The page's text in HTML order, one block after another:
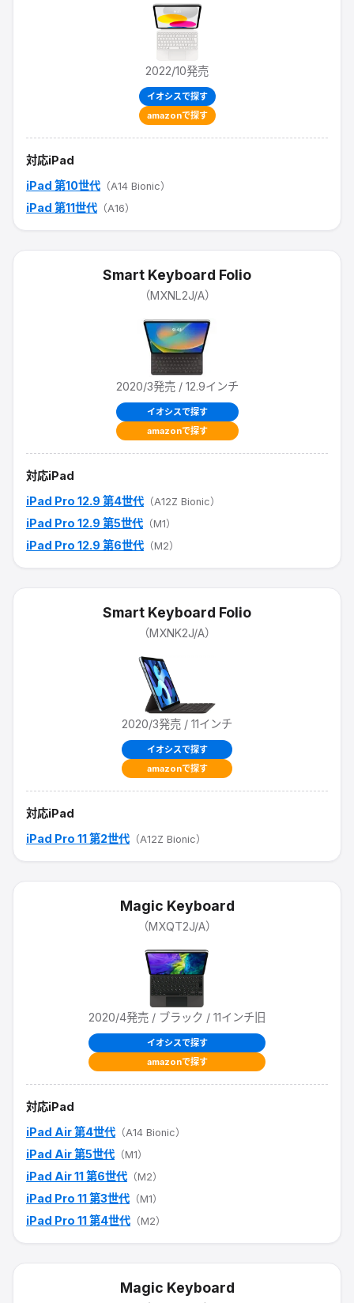
2022/10発売
イオシスで探す
amazonで探す
対応iPad
iPad 第10世代 （A14 Bionic）
iPad 第11世代 （A16）
Smart Keyboard Folio
（MXNL2J/A）
2020/3発売/ 12.9インチ
イオシスで探す
amazonで探す
対応iPad
iPad Pro 12.9 第4世代 （A12Z Bionic）
iPad Pro 12.9 第5世代 （M1）
iPad Pro 12.9 第6世代 （M2）
Smart Keyboard Folio
（MXNK2J/A）
2020/3発売 / 11インチ
イオシスで探す
amazonで探す
対応iPad
iPad Pro 11 第2世代 （A12Z Bionic）
Magic Keyboard
（MXQT2J/A）
2020/4発売 / ブラック / 11インチ旧
イオシスで探す
amazonで探す
対応iPad
iPad Air 第4世代 （A14 Bionic）
iPad Air 第5世代 （M1）
iPad Air 11 第6世代 （M2）
iPad Pro 11 第3世代 （M1）
iPad Pro 11 第4世代 （M2）
Magic Keyboard